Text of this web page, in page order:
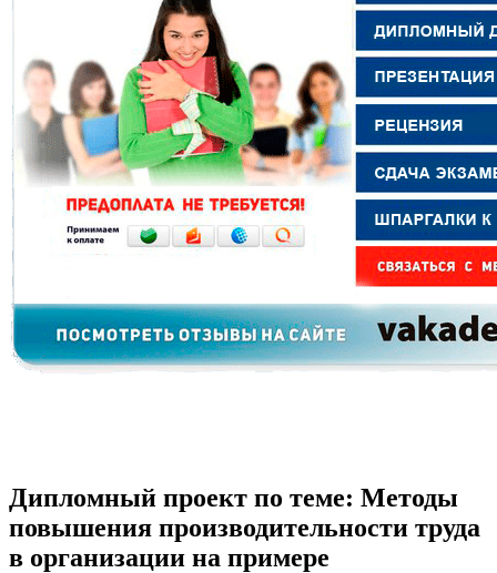
Дипломный проект по теме: Методы
повышения производительности труда
в организации на примере